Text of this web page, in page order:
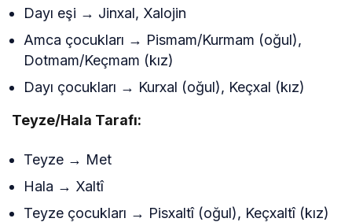
Dayı eşi → Jinxal, Xalojin
Amca çocukları → Pismam/Kurmam (oğul),
Dotmam/Keçmam (kız)
Dayı çocukları → Kurxal (oğul), Keçxal (kız)
Teyze/Hala Tarafı:
Teyze → Met
Hala → Xaltî
Teyze çocukları → Pisxaltî (oğul), Keçxaltî (kız)